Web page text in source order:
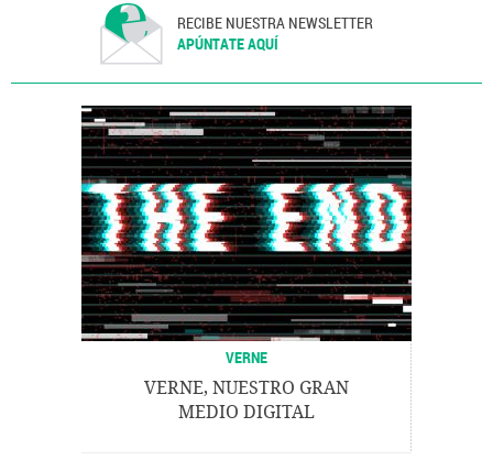
RECIBE NUESTRA NEWSLETTER
APÚNTATE AQUÍ
VERNE
VERNE, NUESTRO GRAN
MEDIO DIGITAL